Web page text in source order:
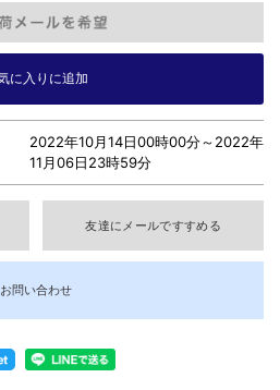
2022年10月14日00時00分～2022年
11月06日23時59分
友達にメールですすめる
お問い合わせ